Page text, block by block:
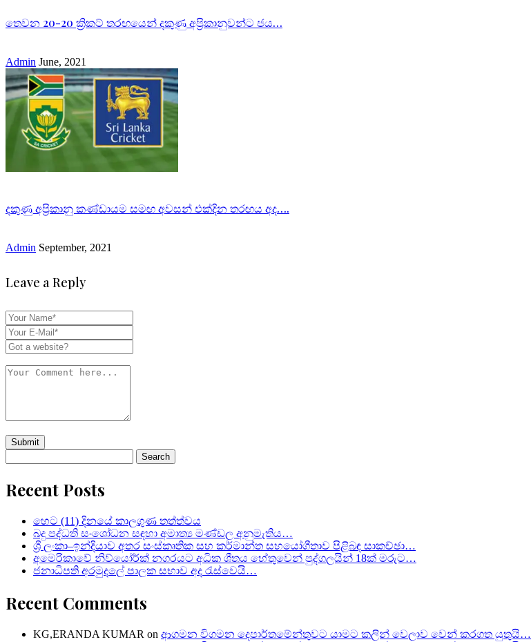
තෙවන 20-20 ක්‍රිකට් තරඟයෙන් දකුණු අප්‍රිකානුවන්ට ජය…
Admin June, 2021
දකුණු අප්‍රිකානු කණ්ඩායම සමඟ අවසන් එක්දින තරඟය අද….
Admin September, 2021
Leave a Reply
for:
Recent Posts
හෙට (11) දිනයේ කාලගුණ තත්ත්වය
බදු පද්ධති සංශෝධන සඳහා අමාත්‍ය මණ්ඩල අනුමැතිය…
ශ්‍රී ලංකා–ඉන්දියාව අතර සංස්කෘතික සහ කර්මාන්ත සහයෝගීතාව පිළිබඳ සාකච්ඡා…
අමෙරිකාවේ නිව්යෝර්ක් නගරයට අධික ශීතය හේතුවෙන් පුද්ගලයින් 18ක් මරුට…
ජනාධිපති අරමුදලේ පාලක සභාව අද රැස්වෙයි…
Recent Comments
KG,ERANDA KUMAR on ආගමන විගමන දෙපාර්තමේන්තුවට යාමට කලින් වෙලාව වෙන් කරගත යුතුයි…